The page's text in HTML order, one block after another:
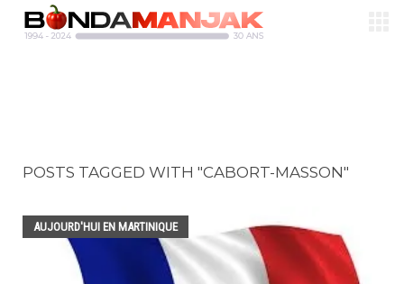
POSTS TAGGED WITH "CABORT-MASSON"
AUJOURD'HUI EN MARTINIQUE